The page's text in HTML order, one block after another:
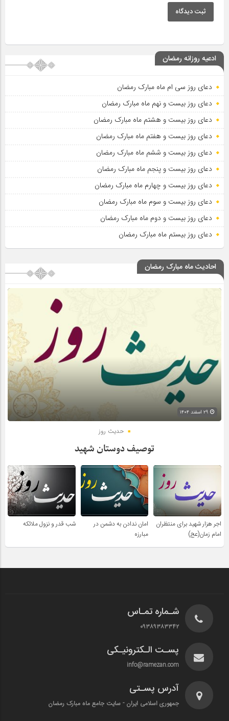
ثبت دیدگاه
ادعیه روزانه رمضان
دعای روز سی ام ماه مبارک رمضان
دعای روز بیست و نهم ماه مبارک رمضان
دعای روز بیست و هشتم ماه مبارک رمضان
دعای روز بیست و هفتم ماه مبارک رمضان
دعای روز بیست و ششم ماه مبارک رمضان
دعای روز بیست و پنجم ماه مبارک رمضان
دعای روز بیست و چهارم ماه مبارک رمضان
دعای روز بیست و سوم ماه مبارک رمضان
دعای روز بیست و دوم ماه مبارک رمضان
دعای روز بیستم ماه مبارک رمضان
احادیث ماه مبارک رمضان
حدیث روز
توصیف دوستان شهید
اجر هزار شهید برای منتظران
امام زمان(عج)
امان ندادن به دشمن در
مبارزه
شب قدر و نزول ملائکه
شـماره تمـاس
۰۹۳۸۹۳۸۳۳۴۲
پسـت الـکترونیـکی
info@ramezan.com
آدرس پسـتی
جمهوری اسلامی ایران - سایت جامع ماه مبارک رمضان